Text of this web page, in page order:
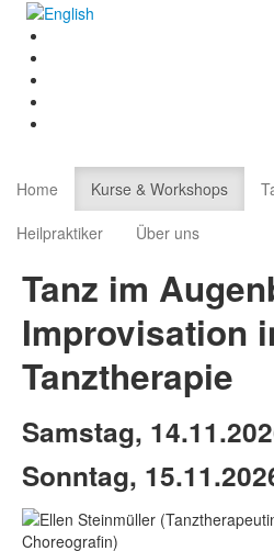
Home Kurse & Workshops
Heilpraktiker
Über uns
Tanz im
Improvisation
Tanztherapie
Samstag,
Sonntag,